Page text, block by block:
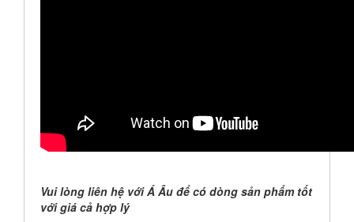
Vui lòng liên hệ với Á Âu để có dòng sản phẩm tốt
với giá cả hợp lý